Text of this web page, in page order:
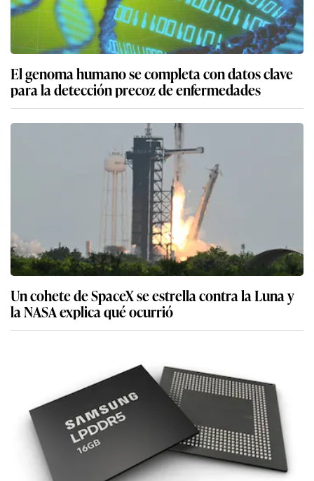
El genoma humano se completa con datos clave
para la detección precoz de enfermedades
Un cohete de SpaceX se estrella contra la Luna y
la NASA explica qué ocurrió